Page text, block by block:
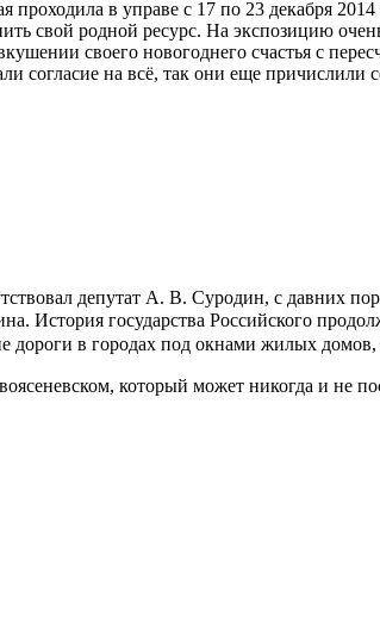
проходила в управе с 17 по 23 декабря
свой родной ресурс. На экспозицию
своего новогоднего счастья с
согласие на всё, так они еще причислили
депутат А. В. Суродин, с давних
История государства Российского
в городах под окнами жилых
который может никогда и не